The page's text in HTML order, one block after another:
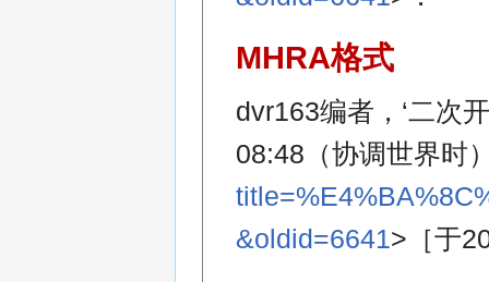
MHRA格式
dvr163编者，‘二次
08:48（协调世界时
&oldid=6641>［于